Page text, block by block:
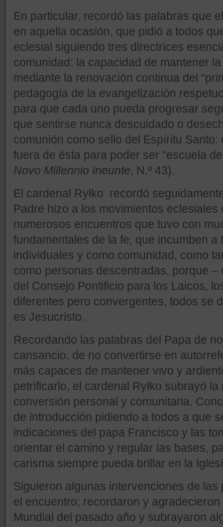
En particular, recordó las palabras que
en aquella ocasión, que pidió a todos
eclesial siguiendo tres directrices
comunidad: la capacidad de mantener
mediante la renovación continua del
pedagogía de la evangelización
para que cada uno pueda progresar
que sentirse nunca descuidado o
comunión como sello del Espíritu
fuera de ésta para poder ser “escuela
Novo Millennio Ineunte, N.º 43).
El cardenal Ryłko recordó
Padre hizo a los movimientos
numerosos encuentros que tuvo con
fundamentales de la fe, que incumben a
individuales y como comunidad, como
como personas descentradas, porque
del Consejo Pontificio para los Laicos,
diferentes pero convergentes, todos se
es Jesucristo.
Recordando las palabras del Papa de
cansancio, de no convertirse en
más capaces de mantener vivo y
petrificarlo, el cardenal Ryłko subrayó
conversión personal y comunitaria.
de introducción pidiendo a todos a que
indicaciones del papa Francisco y las
orientar el camino y regular las bases,
carisma siempre pueda brillar en la
Siguieron algunas intervenciones de
el encuentro; recordaron y
Mundial del pasado año y subrayaron